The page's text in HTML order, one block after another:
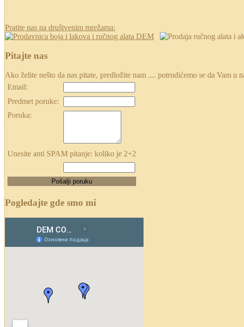
Pratite nas na društvenim mrežama:
Pitajte nas
Ako želite nešto da nas pitate, predložite nam .... potrudićemo se da Vam u
Email:
Predmet poruke:
Poruka:
Unesite anti SPAM pitanje: koliko je 2+2
Pogledajte gde smo mi